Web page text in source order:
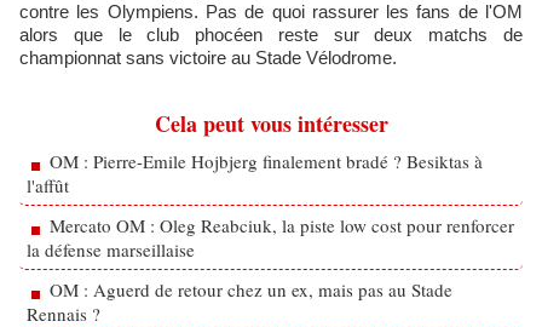
contre les Olympiens. Pas de quoi rassurer les fans de l'OM
alors que le club phocéen reste sur deux matchs de
championnat sans victoire au Stade Vélodrome.
Cela peut vous intéresser
OM : Pierre-Emile Hojbjerg finalement bradé ? Besiktas à
l'affût
Mercato OM : Oleg Reabciuk, la piste low cost pour renforcer
la défense marseillaise
OM : Aguerd de retour chez un ex, mais pas au Stade
Rennais ?